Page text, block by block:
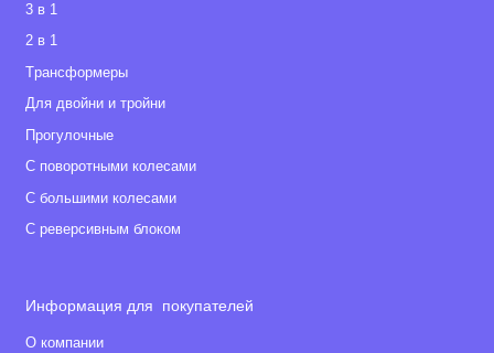
3 в 1
2 в 1
Tрансформеры
Для двойни и тройни
Прогулочные
С поворотными колесами
С большими колесами
С реверсивным блоком
Информация для покупателей
О компании